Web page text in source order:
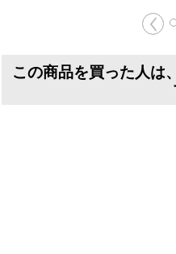
この商品を買った人は